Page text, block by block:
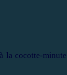
la cocotte-minute